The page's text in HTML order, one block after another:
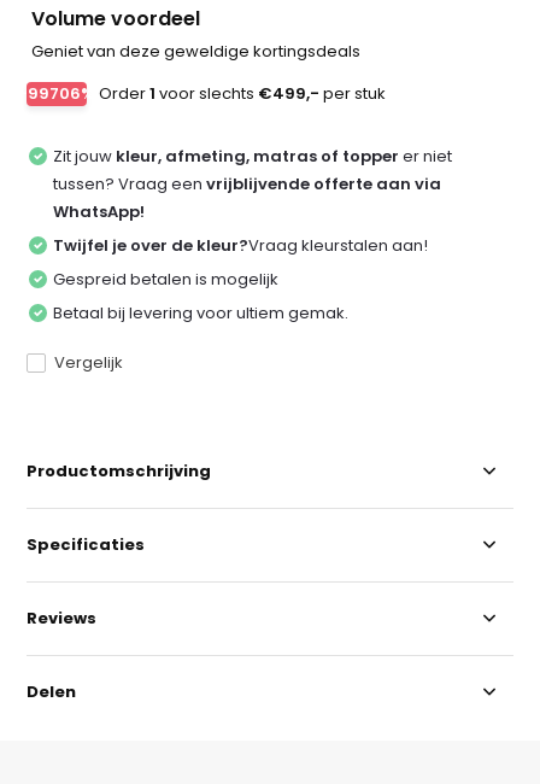
Volume voordeel
Geniet van deze geweldige kortingsdeals
-99706% Order1 voor slechts €499,- per stuk
Zit jouw kleur, afmeting, matras of topper er niet
tussen? Vraag eenvrijblijvende offerte aan via
WhatsApp!
Twijfel je over de kleur?Vraag kleurstalen aan!
Gespreid betalen is mogelijk
Betaal bij levering voor ultiem gemak.
Vergelijk
Productomschrijving
Specificaties
Reviews
Delen